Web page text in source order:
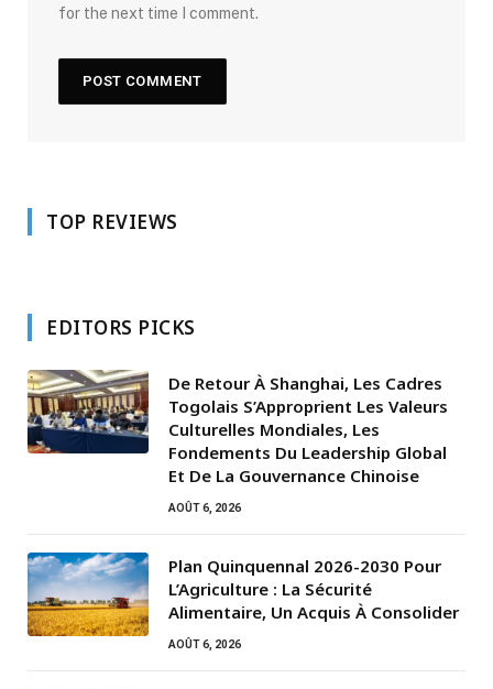
for the next time I comment.
TOP REVIEWS
EDITORS PICKS
De Retour À Shanghai, Les Cadres
Togolais S’Approprient Les Valeurs
Culturelles Mondiales, Les
Fondements Du Leadership Global
Et De La Gouvernance Chinoise
AOÛT 6, 2026
Plan Quinquennal 2026-2030 Pour
L’Agriculture : La Sécurité
Alimentaire, Un Acquis À Consolider
AOÛT 6, 2026